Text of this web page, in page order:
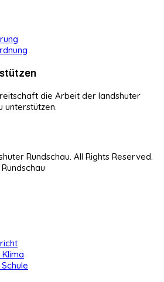
die Arbeit der landshuter
unterstützen.
Rundschau. All Rights Reserved.